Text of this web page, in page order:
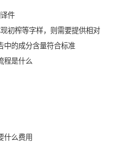
件
初榨等字样，则需要提供相对
中的成分含量符合标准
程是什么
什么费用